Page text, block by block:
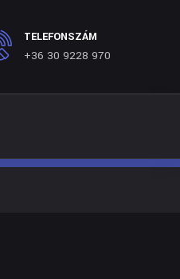
TELEFONSZÁM
+36 30 9228 970